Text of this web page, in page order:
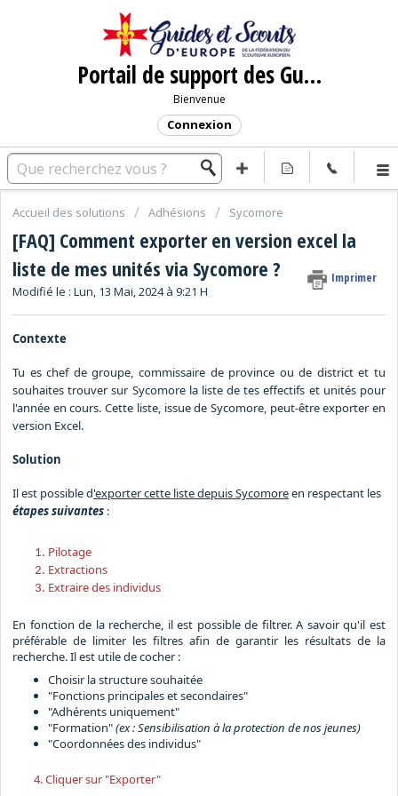
Portail de support des Guides et Scouts d'Europe
Bienvenue
Connexion
Accueil des solutions Adhésions Sycomore
[FAQ] Comment exporter en version excel la
liste de mes unités via Sycomore ?
Imprimer
Modifié le : Lun, 13 Mai, 2024 à 9:21 H
Contexte
Tu es chef de groupe, commissaire de province ou de district et tu
souhaites trouver sur Sycomore la liste de tes effectifs et unités pour
l'année en cours. Cette liste, issue de Sycomore, peut-être exporter en
version Excel.
Solution
Il est possible d'exporter cette liste depuis Sycomoreen respectant les
étapes suivantes :
Pilotage
Extractions
Extraire des individus
En fonction de la recherche, il est possible de filtrer. A savoir qu'il est
préférable de limiter les filtres afin de garantir les résultats de la
recherche. Il est utile de cocher :
Choisir la structure souhaitée
"Fonctions principales et secondaires"
"Adhérents uniquement"
"Formation"(ex : Sensibilisation à la protection de nos jeunes)
"Coordonnées des individus"
4. Cliquer sur "Exporter"